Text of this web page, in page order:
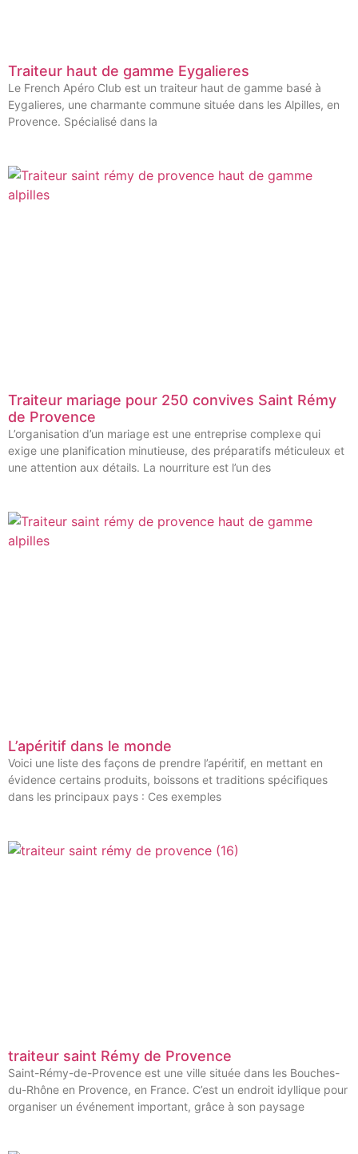
Traiteur haut de gamme Eygalieres
Le French Apéro Club est un traiteur haut de gamme basé à
Eygalieres, une charmante commune située dans les Alpilles, en
Provence. Spécialisé dans la
Traiteur mariage pour 250 convives Saint Rémy
de Provence
L’organisation d’un mariage est une entreprise complexe qui
exige une planification minutieuse, des préparatifs méticuleux et
une attention aux détails. La nourriture est l’un des
L’apéritif dans le monde
Voici une liste des façons de prendre l’apéritif, en mettant en
évidence certains produits, boissons et traditions spécifiques
dans les principaux pays : Ces exemples
traiteur saint Rémy de Provence
Saint-Rémy-de-Provence est une ville située dans les Bouches-
du-Rhône en Provence, en France. C’est un endroit idyllique pour
organiser un événement important, grâce à son paysage